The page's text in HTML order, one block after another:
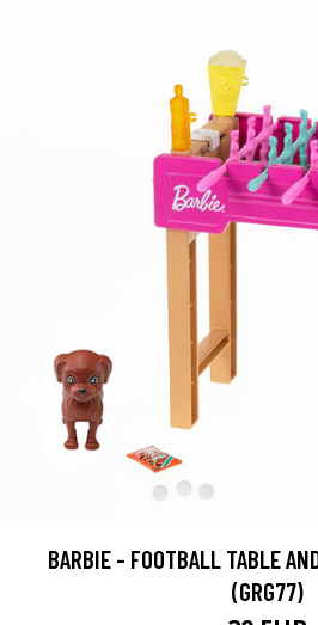
BARBIE - FOOTBALL TABLE
(GRG77)